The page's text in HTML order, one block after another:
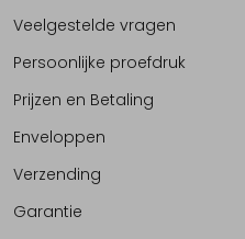
Veelgestelde vragen
Persoonlijke proefdruk
Prijzen en Betaling
Enveloppen
Verzending
Garantie